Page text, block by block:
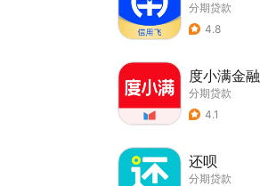
分期贷款
4.8
度小满金融
分期贷款
4.1
还呗
分期贷款